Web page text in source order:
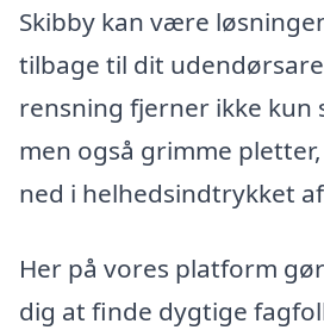
Skibby kan være
tilbage til dit
rensning fjerner ikke kun
men også grimme
ned i helhedsindtrykket
Her på vores platform
dig at finde dygtige